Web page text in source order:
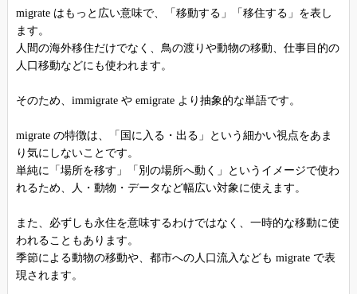
migrate はもっと広い意味で、「移動する」「移住する」を表し
ます。
人間の海外移住だけでなく、鳥の渡りや動物の移動、仕事目的の
人口移動などにも使われます。
そのため、immigrate や emigrate より抽象的な単語です。
migrate の特徴は、「国に入る・出る」という細かい視点をあま
り気にしないことです。
単純に「場所を移す」「別の場所へ動く」というイメージで使わ
れるため、人・動物・データなど幅広い対象に使えます。
また、必ずしも永住を意味するわけではなく、一時的な移動に使
われることもあります。
季節による動物の移動や、都市への人口流入なども migrate で表
現されます。